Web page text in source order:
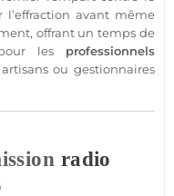
avant même
offrant un temps de
les professionnels
ou gestionnaires
radio